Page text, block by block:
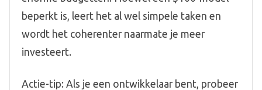
beperkt is, leert het al wel simpele taken en
wordt het coherenter naarmate je meer
investeert.
Actie-tip: Als je een ontwikkelaar bent, probeer